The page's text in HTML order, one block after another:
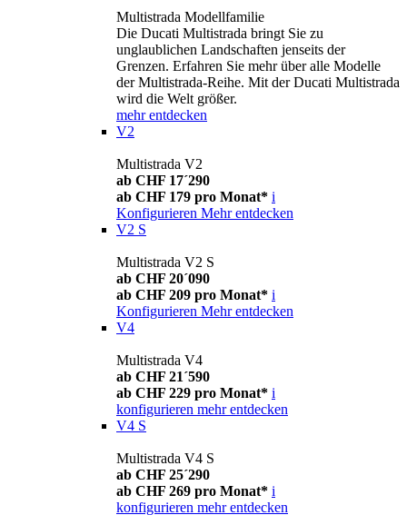
Multistrada Modellfamilie
Die Ducati Multistrada bringt Sie zu
unglaublichen Landschaften jenseits der
Grenzen. Erfahren Sie mehr über alle Modelle
der Multistrada-Reihe. Mit der Ducati Multistrada
wird die Welt größer.
mehr entdecken
V2
Multistrada V2
ab CHF 17´290
ab CHF 179 pro Monat* i
Konfigurieren Mehr entdecken
V2 S
Multistrada V2 S
ab CHF 20´090
ab CHF 209 pro Monat* i
Konfigurieren Mehr entdecken
V4
Multistrada V4
ab CHF 21´590
ab CHF 229 pro Monat* i
konfigurieren mehr entdecken
V4 S
Multistrada V4 S
ab CHF 25´290
ab CHF 269 pro Monat* i
konfigurieren mehr entdecken